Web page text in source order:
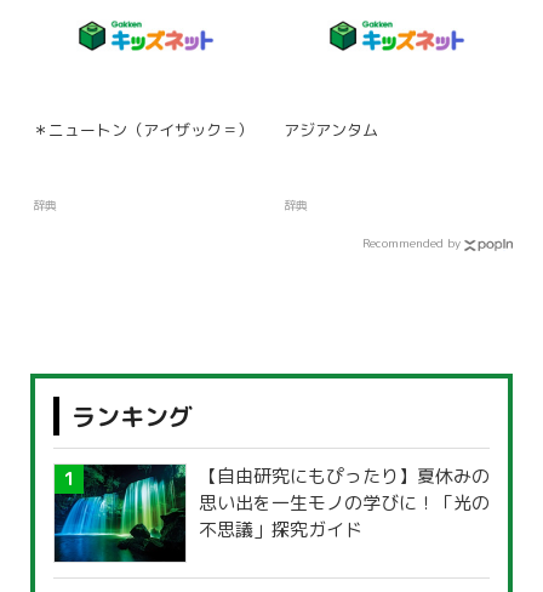
＊ニュートン（アイザック＝）
辞典
アジアンタム
辞典
Recommended by
ランキング
【自由研究にもぴったり】夏休みの
思い出を一生モノの学びに！「光の
不思議」探究ガイド